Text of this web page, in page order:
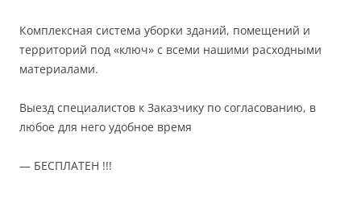
Комплексная система уборки зданий, помещений и
территорий под «ключ» с всеми нашими расходными
материалами.
Выезд специалистов к Заказчику по согласованию, в
любое для него удобное время
— БЕСПЛАТЕН !!!